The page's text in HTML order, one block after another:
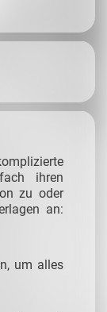
ihren
zu oder
an:
um alles